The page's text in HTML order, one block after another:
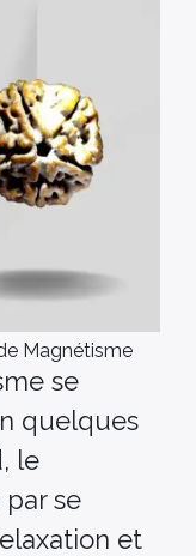
Magnétisme
se
quelques
le
se
et